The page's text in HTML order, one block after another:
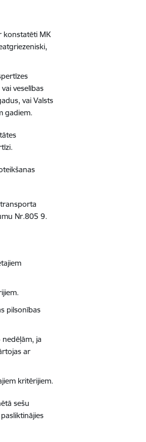
konstatēti MK
veselības
vai Valsts
gadiem.
Nr.805 9.
pilsonības
ja
ar
kritērijiem.
sešu